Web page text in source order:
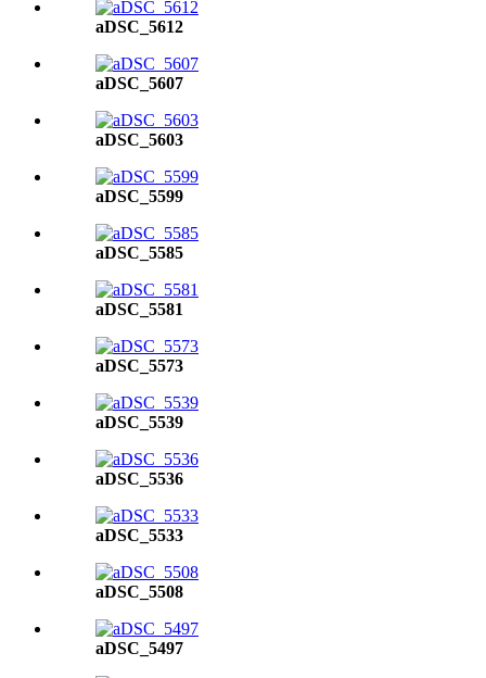
aDSC_5612
aDSC_5607
aDSC_5603
aDSC_5599
aDSC_5585
aDSC_5581
aDSC_5573
aDSC_5539
aDSC_5536
aDSC_5533
aDSC_5508
aDSC_5497